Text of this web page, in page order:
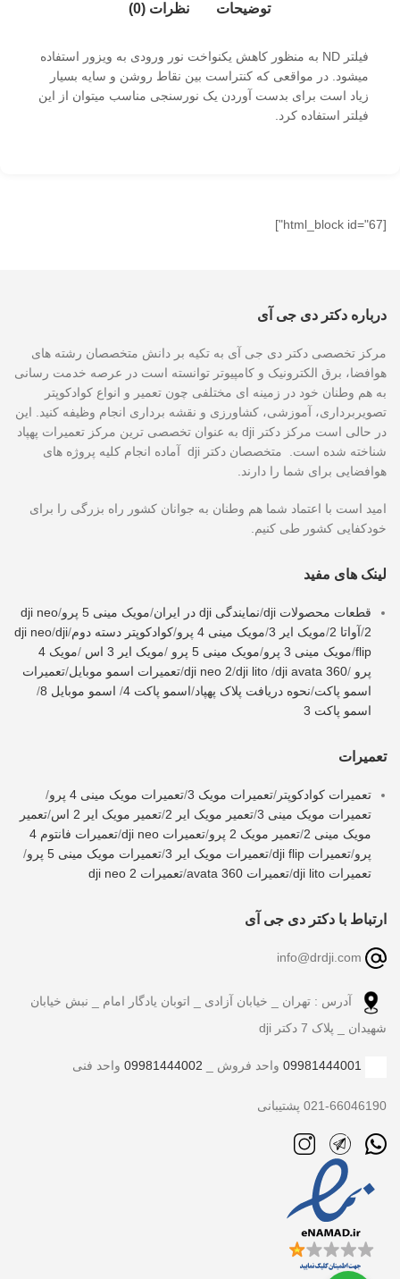
توضیحات نظرات (0)
فیلتر ND به منظور کاهش یکنواخت نور ورودی به ویزور استفاده
میشود. در مواقعی که کنتراست بین نقاط روشن و سایه بسیار
زیاد است برای بدست آوردن یک نورسنجی مناسب میتوان از این
فیلتر استفاده کرد.
[html_block id="67"]
درباره دکتر دی جی آی
مرکز تخصصی دکتر دی جی آی به تکیه بر دانش متخصصان رشته های
هوافضا، برق الکترونیک و کامپیوتر توانسته است در عرصه خدمت رسانی
به هم وطنان خود در زمینه ای مختلفی چون تعمیر و انواع کوادکوپتر
تصویربرداری، آموزشی، کشاورزی و نقشه برداری انجام وظیفه کنید. این
در حالی است مرکز دکتر dji به عنوان تخصصی ترین مرکز تعمیرات پهپاد
شناخته شده است. متخصصان دکتر dji آماده انجام کلیه پروژه های
هوافضایی برای شما را دارند.
امید است با اعتماد شما هم وطنان به جوانان کشور راه بزرگی را برای
خودکفایی کشور طی کنیم.
لینک های مفید
قطعات محصولات dji /نمایندگی dji در ایران /مویک مینی 5 پرو /
dji neo
2
/آواتا 2 /مویک ایر 3 /مویک مینی 4 پرو /کوادکوپتر دسته دوم/
dji neo/dji
flip
/مویک مینی 3 پرو /مویک مینی 5 پرو /مویک ایر 3 اس /
مویک 4
پرو /
dji neo 2/dji lito /dji avata 360
/تعمیرات اسمو موبایل/تعمیرات
اسمو پاکت/نحوه دریافت پلاک پهپاد/اسمو پاکت 4 / اسمو موبایل 8
/
اسمو پاکت 3
تعمیرات
تعمیرات کوادکوپتر /تعمیرات مویک 3 /تعمیرات مویک مینی 4 پرو
/
تعمیرات مویک مینی 3
/تعمیر مویک ایر 2 /تعمیر مویک ایر 2 اس /تعمیر
مویک مینی 2
/تعمیر مویک 2 پرو /تعمیرات dji neo /
تعمیرات فانتوم 4
پرو/تعمیرات dji flip /تعمیرات مویک ایر 3 /تعمیرات مویک مینی 5 پرو
/
تعمیرات dji lito
/تعمیرات avata 360 /تعمیرات dji neo 2
ارتباط با دکتر دی جی آی
آدرس : تهران _ خیابان آزادی _ اتوبان یادگار امام _ نبش خیابان
شهیدان _ پلاک 7 دکتر dji
09981444001 واحد فروش _ 09981444002 واحد فنی
021-66046190 پشتیبانی